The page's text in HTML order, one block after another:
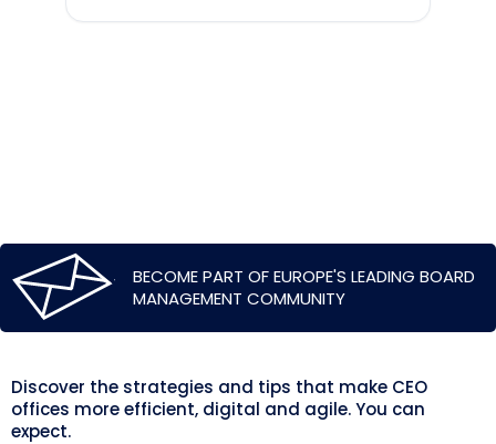
BECOME PART OF EUROPE'S LEADING BOARD
MANAGEMENT COMMUNITY
Discover the strategies and tips that make CEO
offices more efficient, digital and agile. You can
expect.